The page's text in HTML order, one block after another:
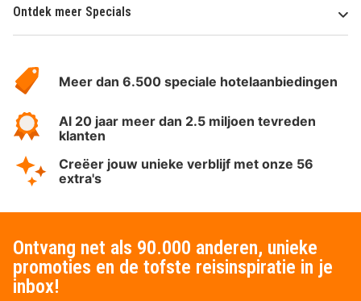
Ontdek meer Specials
HotelSpecials
Meer dan 6.500 speciale hotelaanbiedingen
Al 20 jaar meer dan 2.5 miljoen tevreden
klanten
Creëer jouw unieke verblijf met onze 56
extra's
Ontvang net als 90.000 anderen, unieke
promoties en de tofste reisinspiratie in je
inbox!